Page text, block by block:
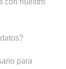
con nuestro
para